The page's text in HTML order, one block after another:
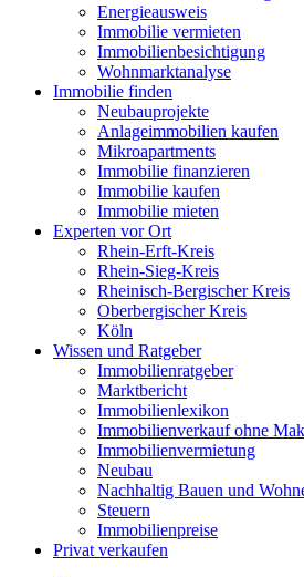
Energieausweis
Immobilie vermieten
Immobilienbesichtigung
Wohnmarktanalyse
Immobilie finden
Neubauprojekte
Anlageimmobilien kaufen
Mikroapartments
Immobilie finanzieren
Immobilie kaufen
Immobilie mieten
Experten vor Ort
Rhein-Erft-Kreis
Rhein-Sieg-Kreis
Rheinisch-Bergischer Kreis
Oberbergischer Kreis
Köln
Wissen und Ratgeber
Immobilienratgeber
Marktbericht
Immobilienlexikon
Immobilienverkauf ohne
Immobilienvermietung
Neubau
Nachhaltig Bauen und
Steuern
Immobilienpreise
Privat verkaufen